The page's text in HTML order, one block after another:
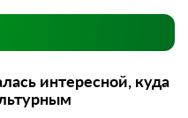
интересной, куда